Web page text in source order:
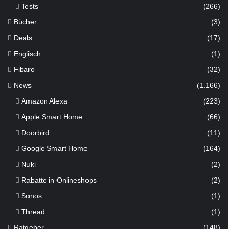
Tests (266)
Bücher (3)
Deals (17)
Englisch (1)
Fibaro (32)
News (1.166)
Amazon Alexa
(223)
Apple Smart Home
(66)
Doorbird
(11)
Google Smart Home
(164)
Nuki
(2)
Rabatte in Onlineshops
(2)
Sonos
(1)
Thread
(1)
Ratgeber (148)